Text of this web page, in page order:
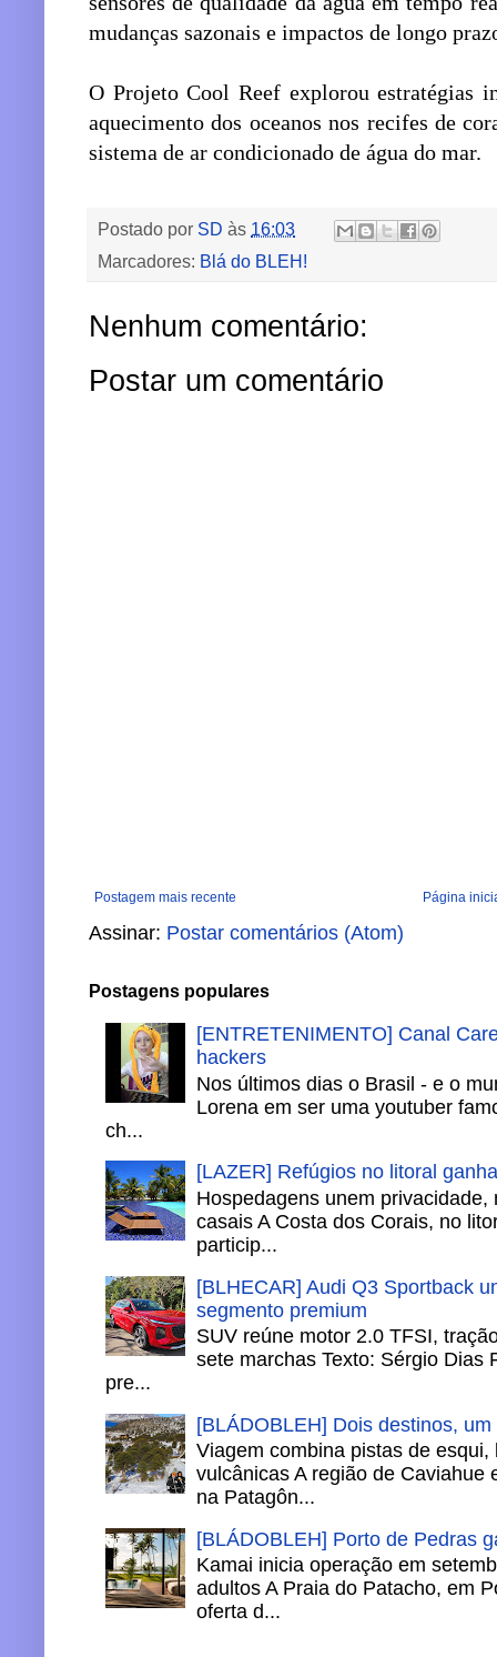
mudanças sazonais e impactos de longo
O Projeto Cool Reef explorou estratégias
aquecimento dos oceanos nos recifes de
sistema de ar condicionado de água do mar.
Postado por SD às 16:03
Marcadores: Blá do BLEH!
Nenhum comentário:
Postar um comentário
Postagem mais recente Página
Assinar: Postar comentários (Atom)
Postagens populares
[ENTRETENIMENTO] Canal
hackers
Nos últimos dias o Brasil - e o
Lorena em ser uma youtuber
ch...
[LAZER] Refúgios no litoral
Hospedagens unem
casais A Costa dos Corais, no
particip...
[BLHECAR] Audi Q3 Sportback
segmento premium
SUV reúne motor 2.0 TFSI,
sete marchas Texto: Sérgio Dias
pre...
[BLÁDOBLEH] Dois destinos,
Viagem combina pistas de
vulcânicas A região de Caviahue
na Patagôn...
[BLÁDOBLEH] Porto de Pedras
Kamai inicia operação em
adultos A Praia do Patacho, em
oferta d...